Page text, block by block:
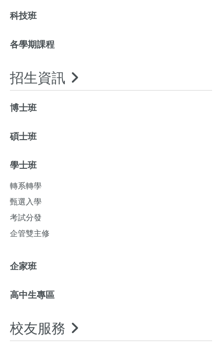
科技班
各學期課程
招生資訊
博士班
碩士班
學士班
轉系轉學
甄選入學
考試分發
企管雙主修
企家班
高中生專區
校友服務